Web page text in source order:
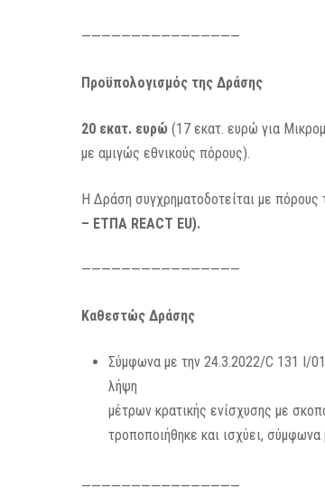
————————————————
Προϋπολογισμός της Δράσης
20 εκατ. ευρώ (17 εκατ. ευρώ για
με αμιγώς εθνικούς πόρους).
Η Δράση συγχρηματοδοτείται με
– ΕΤΠΑ REACT EU).
————————————————
Καθεστώς Δράσης
Σύμφωνα με την 24.3.2022/C 131 Ι/
λήψη
μέτρων κρατικής ενίσχυσης με
τροποποιήθηκε και ισχύει,
————————————————